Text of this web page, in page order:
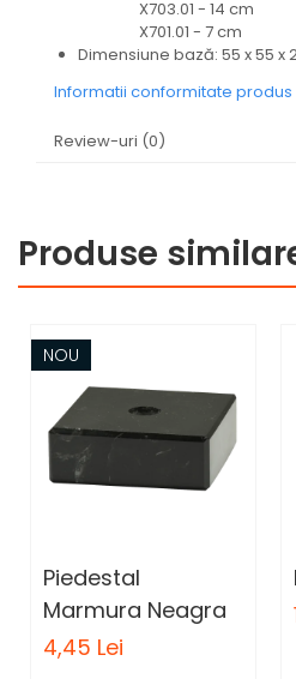
X703.01 - 14 cm
X701.01 - 7 cm
Dimensiune bază: 55 x 55 x
Informatii conformitate produs
Review-uri (0)
Produse
NOU
Piedestal
Marmura Neagra
4,45 Lei